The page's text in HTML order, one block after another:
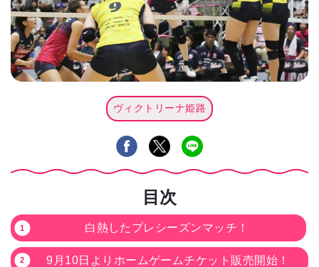
ヴィクトリーナ姫路
目次
白熱したプレシーズンマッチ！
9月10日よりホームゲームチケット販売開始！